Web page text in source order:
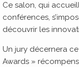
Ce salon, qui
conférences,
découvrir les
Un jury décernera
Awards »